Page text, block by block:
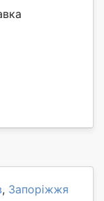
, Запоріжжя